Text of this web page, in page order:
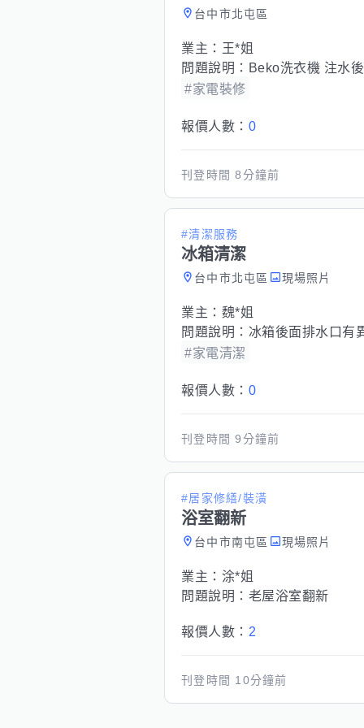
台中市北屯區
業主： 王*姐
問題說明： Beko洗衣機 注水
#家電裝修
報價人數： 0
刊登時間8分鐘前
#清潔服務
冰箱清潔
台中市北屯區 現場照片
業主： 魏*姐
問題說明： 冰箱後面排水口有
#家電清潔
報價人數： 0
刊登時間9分鐘前
#居家修繕/裝潢
浴室翻新
台中市南屯區 現場照片
業主： 涂*姐
問題說明： 老屋浴室翻新
報價人數： 2
刊登時間 10分鐘前